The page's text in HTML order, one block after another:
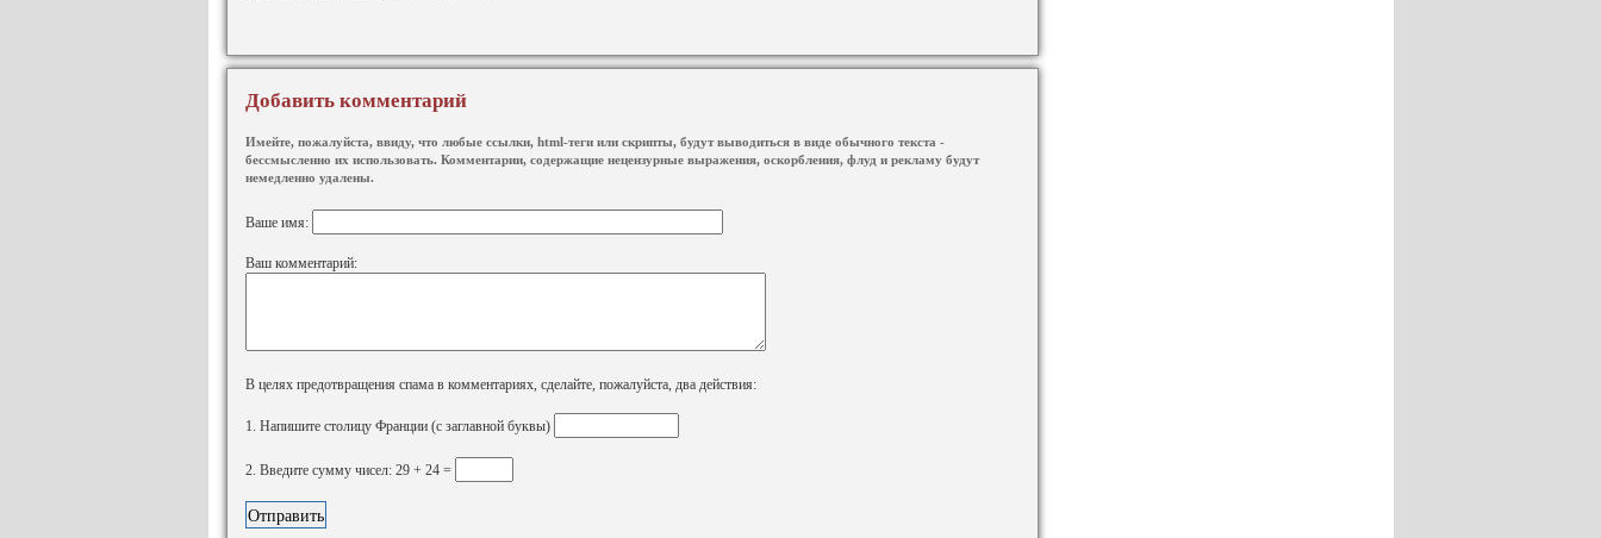
Добавить комментарий
Имейте, пожалуйста, ввиду, что любые ссылки, html-теги или скрипты, будут выводиться в виде обычного текста -
бессмысленно их использовать. Комментарии, содержащие нецензурные выражения, оскорбления, флуд и рекламу будут
немедленно удалены.
Ваше имя:
Ваш комментарий:
В целях предотвращения спама в комментариях, сделайте, пожалуйста, два действия:
1. Напишите столицу Франции (с заглавной буквы)
2. Введите сумму чисел: 29 + 24 =